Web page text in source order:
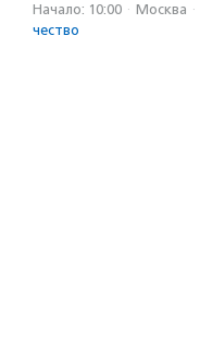
Начало: 10:00 · Москва ·
чест­во